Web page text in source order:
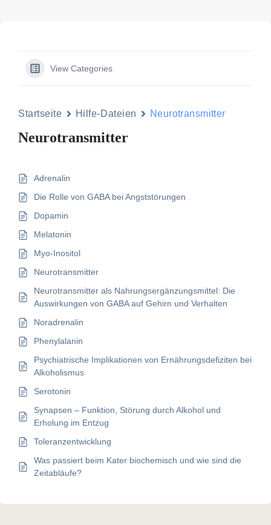
View Categories
Startseite Hilfe-Dateien Neurotransmitter
Neurotransmitter
Adrenalin
Die Rolle von GABA bei Angststörungen
Dopamin
Melatonin
Myo-Inositol
Neurotransmitter
Neurotransmitter als Nahrungsergänzungsmittel: Die
Auswirkungen von GABA auf Gehirn und Verhalten
Noradrenalin
Phenylalanin
Psychiatrische Implikationen von Ernährungsdefiziten bei
Alkoholismus
Serotonin
Synapsen – Funktion, Störung durch Alkohol und
Erholung im Entzug
Toleranzentwicklung
Was passiert beim Kater biochemisch und wie sind die
Zeitabläufe?